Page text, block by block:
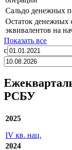
Сальдо денежных
операций
Сальдо денежных
операций
Сальдо денежных
Остаток денежных
эквивалентов на
с
РСБУ